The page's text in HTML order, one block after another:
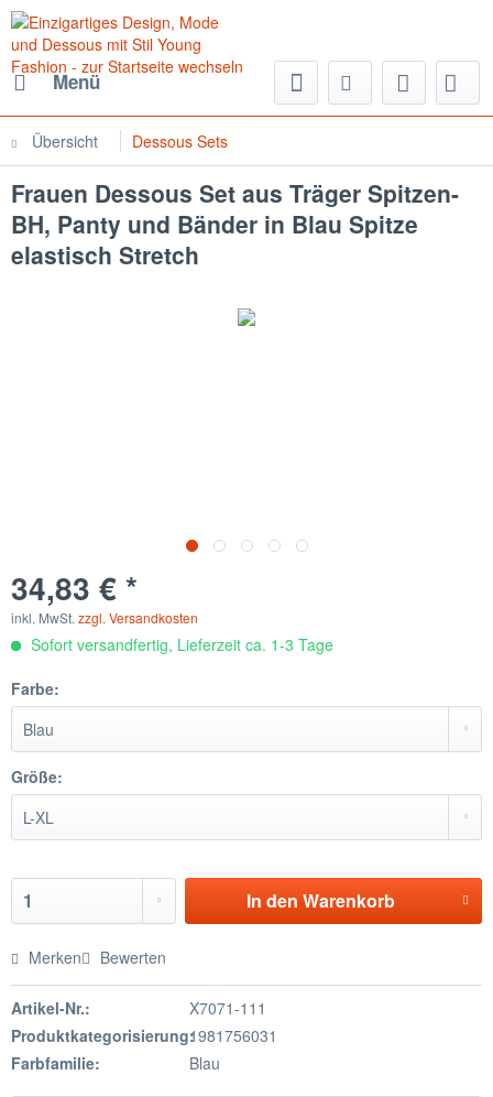
Menü
Übersicht Dessous Sets
Frauen Dessous Set aus Träger Spitzen-
BH, Panty und Bänder in Blau Spitze
elastisch Stretch
34,83 € *
inkl. MwSt. zzgl. Versandkosten
Sofort versandfertig, Lieferzeit ca. 1-3 Tage
Farbe:
Größe:
In den Warenkorb
Merken Bewerten
Artikel-Nr.:
X7071-111
Produktkategorisierung:1981756031
Farbfamilie:
Blau